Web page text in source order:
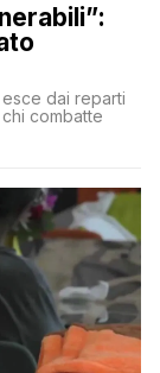
dai reparti
combatte